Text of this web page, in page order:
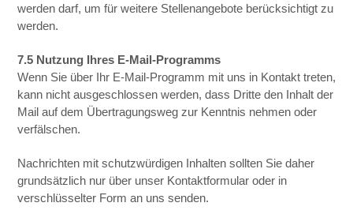
werden darf, um für weitere Stellenangebote berücksichtigt zu
werden.
7.5 Nutzung Ihres E-Mail-Programms
Wenn Sie über Ihr E-Mail-Programm mit uns in Kontakt treten,
kann nicht ausgeschlossen werden, dass Dritte den Inhalt der
Mail auf dem Übertragungsweg zur Kenntnis nehmen oder
verfälschen.
Nachrichten mit schutzwürdigen Inhalten sollten Sie daher
grundsätzlich nur über unser Kontaktformular oder in
verschlüsselter Form an uns senden.